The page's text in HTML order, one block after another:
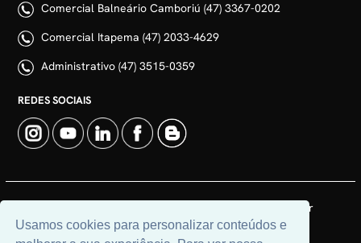
Usamos cookies para personalizar conteúdos e
Comercial Balneário Camboriú (47) 3367-0202
Comercial Itapema (47) 2033-4629
Administrativo (47) 3515-0359
REDES SOCIAIS
© 2026 | Adim Aluguéis | CRECI: 3235J | Desenvolvido por
Universal Software.